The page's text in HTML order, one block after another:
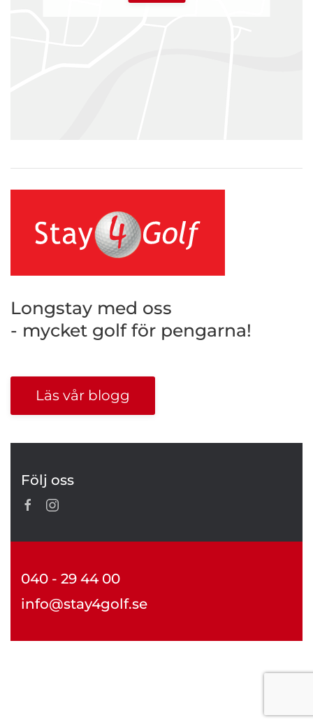
Longstay med oss
- mycket golf för pengarna!
Läs vår blogg
Följ oss
040 - 29 44 00
info@stay4golf.se